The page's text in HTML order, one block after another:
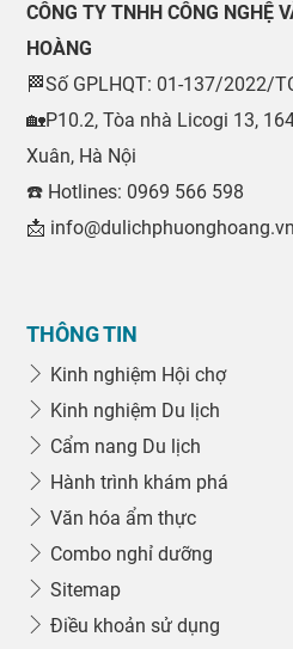
CÔNG TY TNHH CÔNG NGHỆ
HOÀNG
🏁Số GPLHQT: 01-137/2022/
🏡P10.2, Tòa nhà Licogi 13,
Xuân, Hà Nội
☎️ Hotlines: 0969 566 598
📩 info@dulichphuonghoang.vn
THÔNG TIN
Kinh nghiệm Hội chợ
Kinh nghiệm Du lịch
Cẩm nang Du lịch
Hành trình khám phá
Văn hóa ẩm thực
Combo nghỉ dưỡng
Sitemap
Điều khoản sử dụng